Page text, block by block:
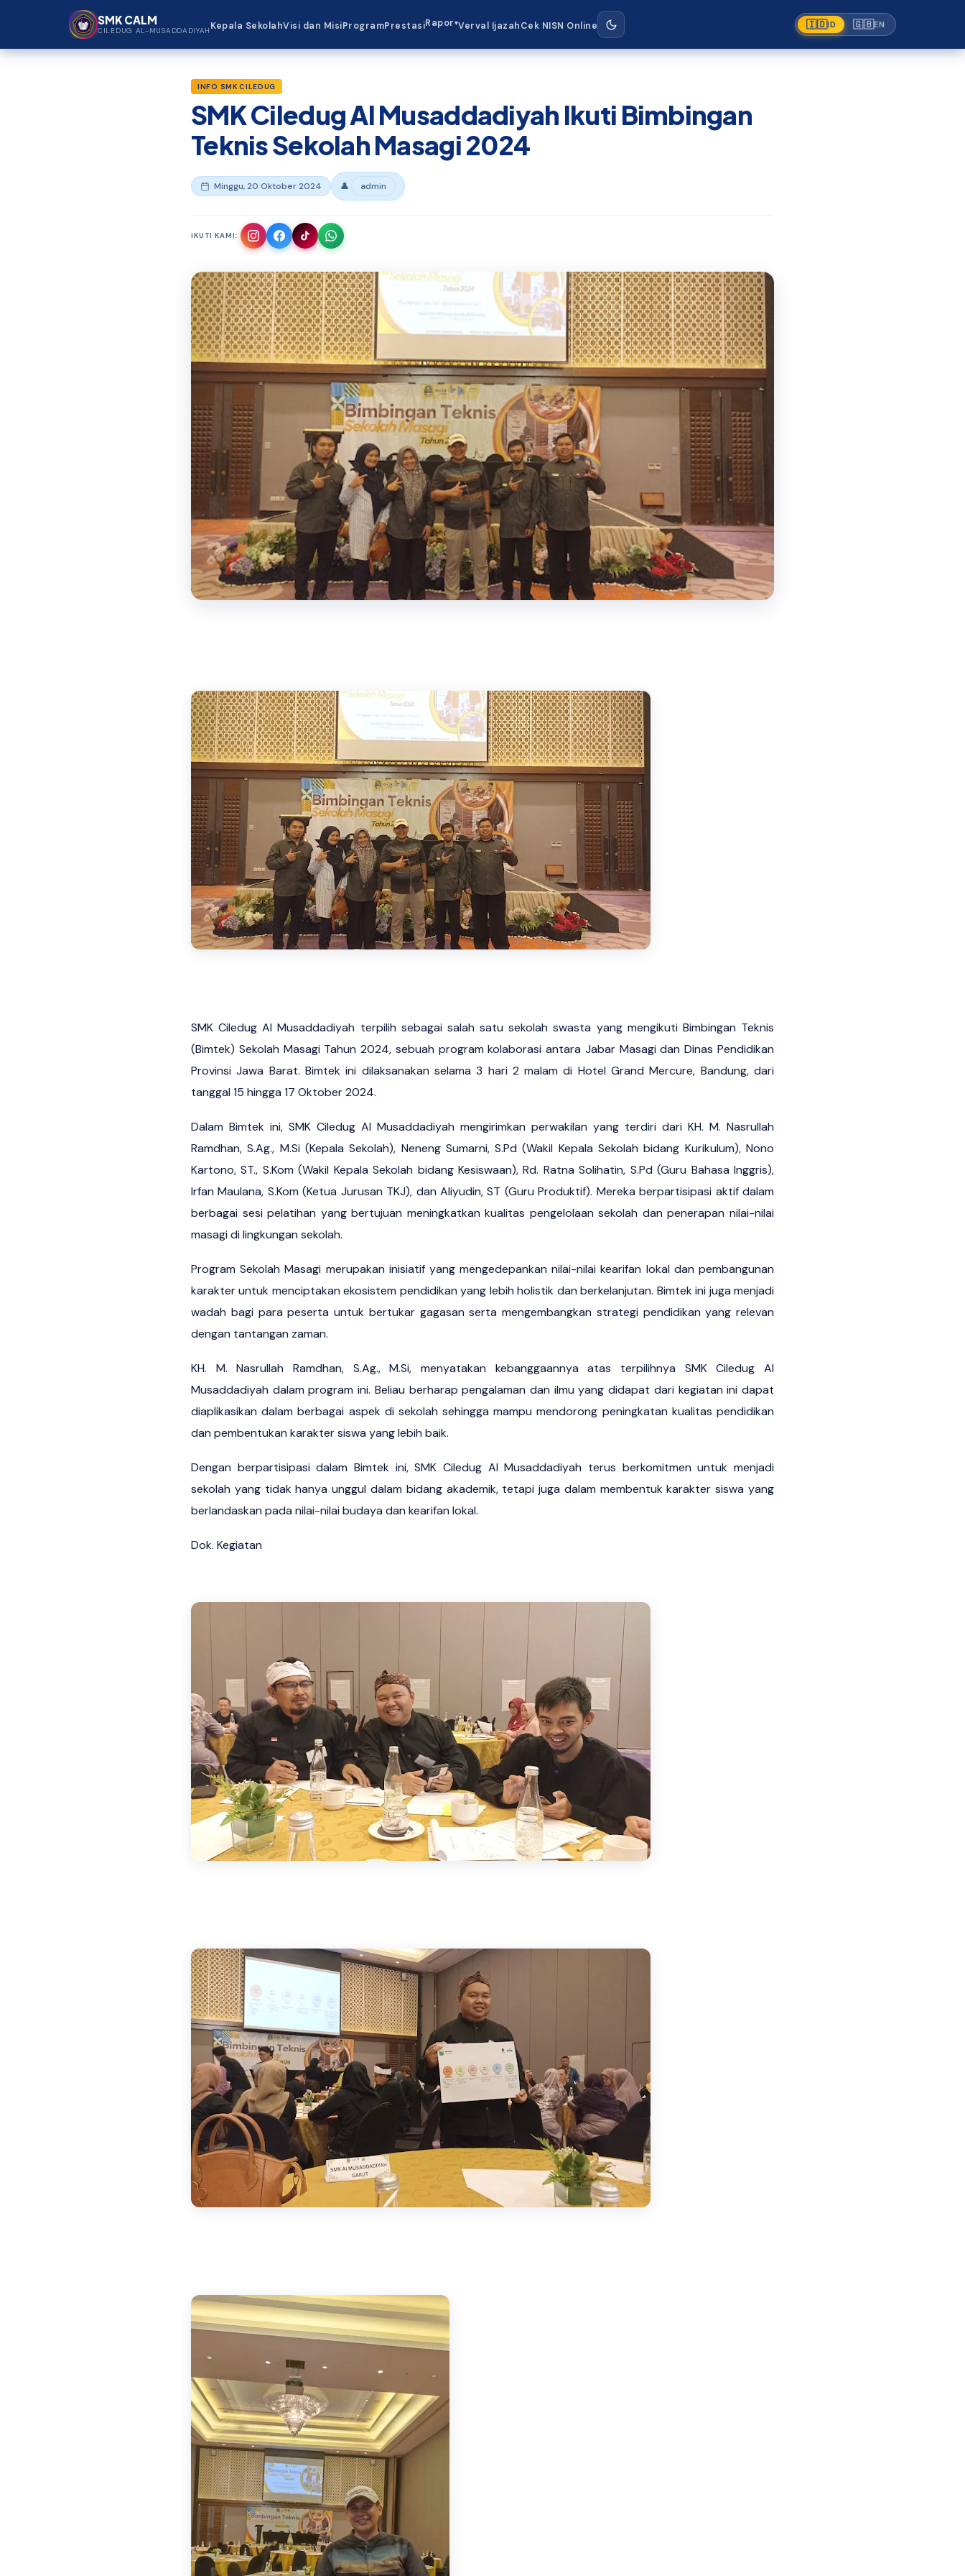
Lewati ke konten utama
SMK CALM
CILEDUG AL-MUSADDADIYAH Kepala SekolahVisi dan MisiProgramPrestasiRapor▾Verval IjazahCek NISN Online 🇮🇩ID 🇬🇧EN
SMK Ciledug Al-Musaddadiyah Garut
INFO SMK CILEDUG
SMK Ciledug Al Musaddadiyah Ikuti Bimbingan
Teknis Sekolah Masagi 2024
Minggu, 20 Oktober 2024 👤 admin
IKUTI KAMI:
SMK Ciledug Al Musaddadiyah terpilih sebagai salah satu sekolah swasta yang mengikuti Bimbingan Teknis
(Bimtek) Sekolah Masagi Tahun 2024, sebuah program kolaborasi antara Jabar Masagi dan Dinas Pendidikan
Provinsi Jawa Barat. Bimtek ini dilaksanakan selama 3 hari 2 malam di Hotel Grand Mercure, Bandung, dari
tanggal 15 hingga 17 Oktober 2024.
Dalam Bimtek ini, SMK Ciledug Al Musaddadiyah mengirimkan perwakilan yang terdiri dari KH. M. Nasrullah
Ramdhan, S.Ag., M.Si (Kepala Sekolah), Neneng Sumarni, S.Pd (Wakil Kepala Sekolah bidang Kurikulum), Nono
Kartono, ST., S.Kom (Wakil Kepala Sekolah bidang Kesiswaan), Rd. Ratna Solihatin, S.Pd (Guru Bahasa Inggris),
Irfan Maulana, S.Kom (Ketua Jurusan TKJ), dan Aliyudin, ST (Guru Produktif). Mereka berpartisipasi aktif dalam
berbagai sesi pelatihan yang bertujuan meningkatkan kualitas pengelolaan sekolah dan penerapan nilai-nilai
masagi di lingkungan sekolah.
Program Sekolah Masagi merupakan inisiatif yang mengedepankan nilai-nilai kearifan lokal dan pembangunan
karakter untuk menciptakan ekosistem pendidikan yang lebih holistik dan berkelanjutan. Bimtek ini juga menjadi
wadah bagi para peserta untuk bertukar gagasan serta mengembangkan strategi pendidikan yang relevan
dengan tantangan zaman.
KH. M. Nasrullah Ramdhan, S.Ag., M.Si, menyatakan kebanggaannya atas terpilihnya SMK Ciledug Al
Musaddadiyah dalam program ini. Beliau berharap pengalaman dan ilmu yang didapat dari kegiatan ini dapat
diaplikasikan dalam berbagai aspek di sekolah sehingga mampu mendorong peningkatan kualitas pendidikan
dan pembentukan karakter siswa yang lebih baik.
Dengan berpartisipasi dalam Bimtek ini, SMK Ciledug Al Musaddadiyah terus berkomitmen untuk menjadi
sekolah yang tidak hanya unggul dalam bidang akademik, tetapi juga dalam membentuk karakter siswa yang
berlandaskan pada nilai-nilai budaya dan kearifan lokal.
Dok. Kegiatan